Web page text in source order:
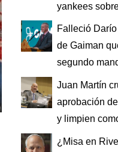
yankees
Falleció
de Gaiman
segundo
Juan Martín
aprobación
y limpien
¿Misa en